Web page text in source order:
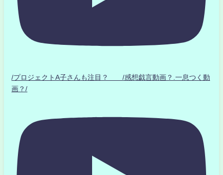
/プロジェクトA子さんも注目？ /感想戯言動画？.一息つく動
画？/